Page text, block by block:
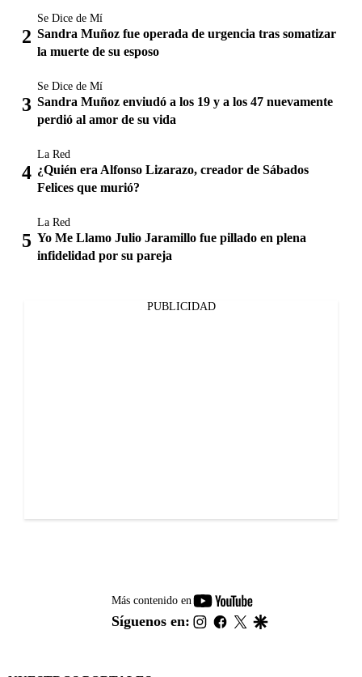
Se Dice de Mí
Sandra Muñoz fue operada de urgencia tras somatizar
la muerte de su esposo
Se Dice de Mí
Sandra Muñoz enviudó a los 19 y a los 47 nuevamente
perdió al amor de su vida
La Red
¿Quién era Alfonso Lizarazo, creador de Sábados
Felices que murió?
La Red
Yo Me Llamo Julio Jaramillo fue pillado en plena
infidelidad por su pareja
PUBLICIDAD
Más contenido en
youtube-
footer
Síguenos en: instagram
facebook
twitter